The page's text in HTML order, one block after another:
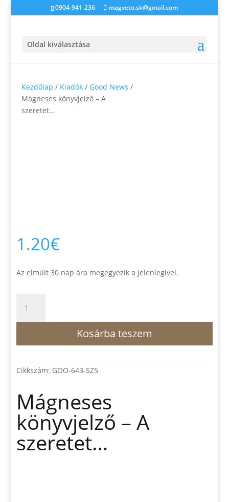
0904-941-236 magveto.sk@gmail.com
Oldal kiválasztása
Kezdőlap / Kiadók / Good News /
Mágneses könyvjelző – A
szeretet…
1.20€
Az elmúlt 30 nap ára megegyezik a jelenlegivel.
könyvjelző
-
szeretet...
Kosárba teszem
Cikkszám: GOO-643-SZ5
Mágneses
könyvjelző – A
szeretet…